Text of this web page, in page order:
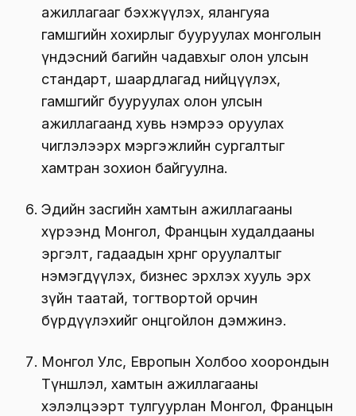
ажиллагааг бэхжүүлэх, ялангуяа
гамшгийн хохирлыг бууруулах монголын
үндэсний багийн чадавхыг олон улсын
стандарт, шаардлагад нийцүүлэх,
гамшгийг бууруулах олон улсын
ажиллагаанд хувь нэмрээ оруулах
чиглэлээрх мэргэжлийн сургалтыг
хамтран зохион байгуулна.
Эдийн засгийн хамтын ажиллагааны
хүрээнд Монгол, Францын худалдааны
эргэлт, гадаадын хөрөнгө оруулалтыг
нэмэгдүүлэх, бизнес эрхлэх хууль эрх
зүйн таатай, тогтвортой орчин
бүрдүүлэхийг онцгойлон дэмжинэ.
Монгол Улс, Европын Холбоо хоорондын
Түншлэл, хамтын ажиллагааны
хэлэлцээрт тулгуурлан Монгол, Францын